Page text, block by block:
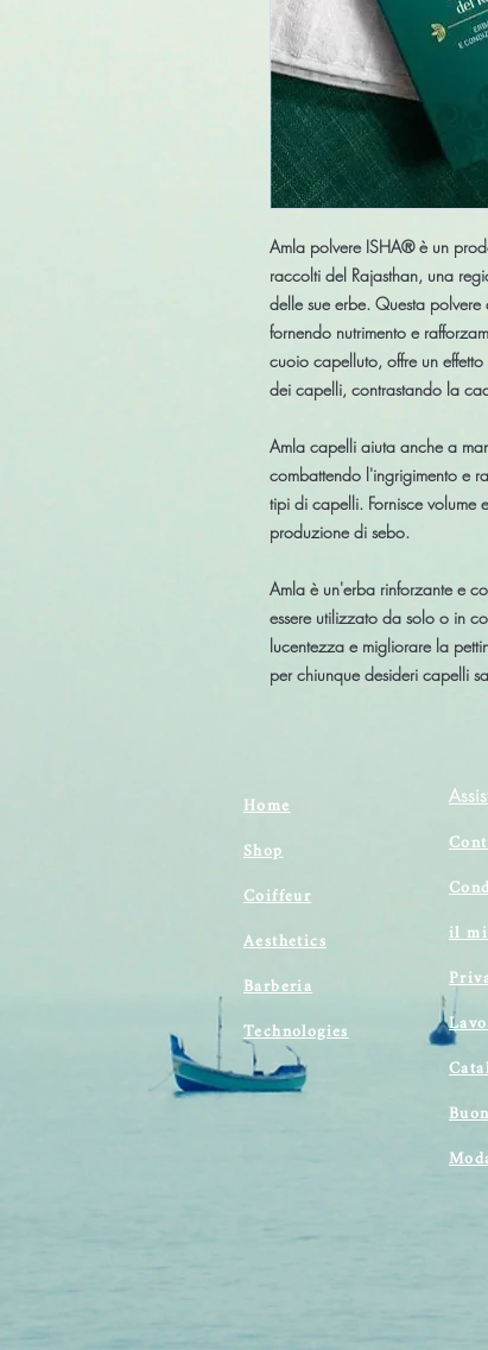
Amla polvere ISHA® è un
raccolti del Rajasthan, una
delle sue erbe. Questa
fornendo nutrimento e
cuoio capelluto, offre un
dei capelli, contrastando la
Amla capelli aiuta anche a
combattendo l'ingrigimento e
tipi di capelli. Fornisce
produzione di sebo.
Amla è un'erba rinforzante e
essere utilizzato da solo o in
lucentezza e migliorare la
per chiunque desideri capelli
Home
Shop
Coiffeur
Aesthetics
Barberia
Technologies
il